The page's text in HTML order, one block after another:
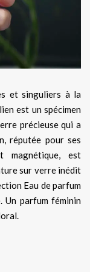
et singuliers à la
est un spécimen
précieuse qui a
réputée pour ses
magnétique, est
sur verre inédit
Eau de parfum
Un parfum féminin